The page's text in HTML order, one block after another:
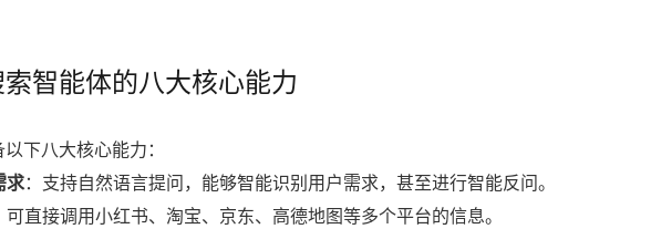
智能体的八大核心能力
下八大核心能力：
求：支持自然语言提问，能够智能识别用户需求，甚至进行智能反问。
可直接调用小红书、淘宝、京东、高德地图等多个平台的信息。